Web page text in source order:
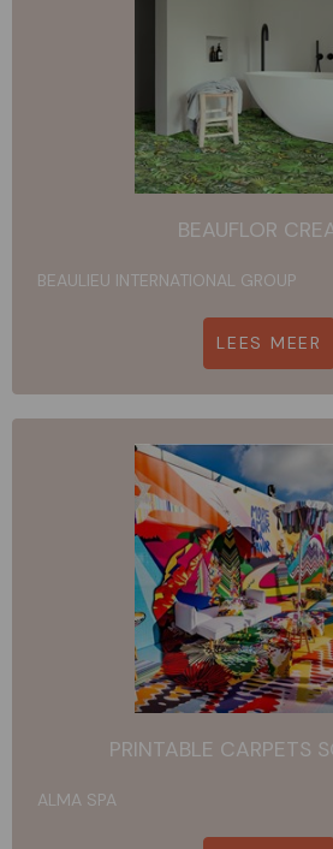
BEAUFLOR
BEAULIEU INTERNATIONAL GROUP
LEES MEER
PRINTABLE CARPETS
ALMA SPA